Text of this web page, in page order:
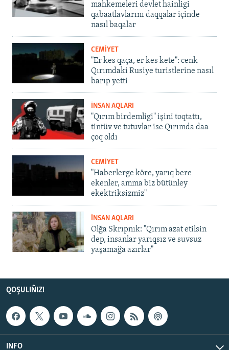
mahkemeleri devlet hainligi
qabaatlavlarını daqqalar içinde
nasıl baqalar
CEMİYET
"Er kes qaça, er kes kete": cenk
Qırımdaki Rusiye turistlerine nasıl
barıp yetti
İNSAN AQLARI
"Qırım birdemligi" işini toqtattı,
tintüv ve tutuvlar ise Qırımda daa
çoq oldı
CEMİYET
"Haberlerge köre, yarıq bere
ekenler, amma biz bütünley
ekektriksizmiz"
İNSAN AQLARI
Olğa Skrıpnık: "Qırım azat etilsin
dep, insanlar yarıqsız ve suvsuz
yaşamağa azırlar"
QOŞULIÑIZ!
INFO